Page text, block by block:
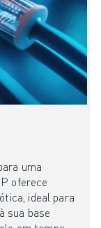
uma
oferece
ideal para
sua base